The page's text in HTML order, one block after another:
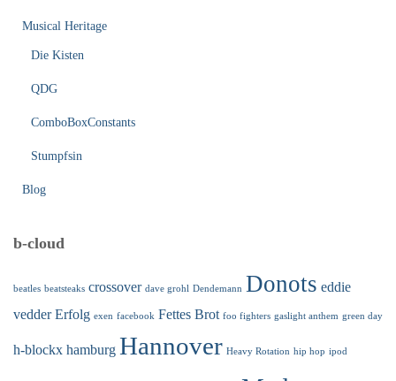
Musical Heritage
Die Kisten
QDG
ComboBoxConstants
Stumpfsin
Blog
b-cloud
beatles beatsteaks crossover dave grohl Dendemann Donots eddie
vedder Erfolg exen facebook Fettes Brot foo fighters gaslight anthem green day
h-blockx hamburg Hannover Heavy Rotation hip hop ipod